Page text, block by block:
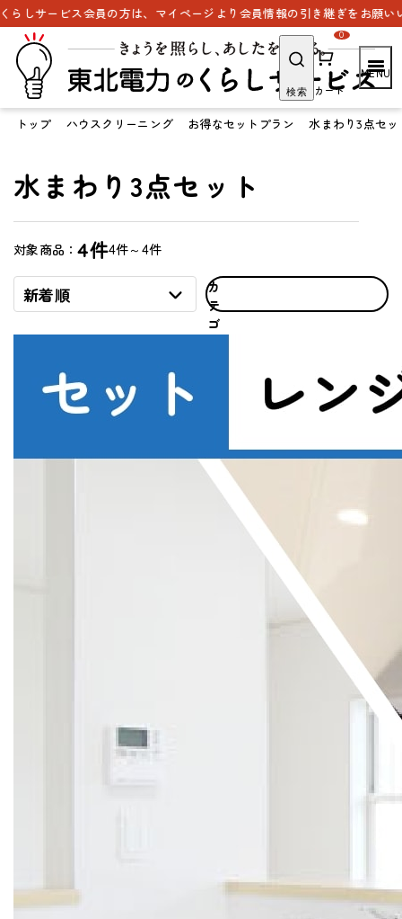
ービス会員の方は、マイページより会員情報の引き継ぎをお願いいた
検索 カート
0
トップ ハウスクリーニング お得なセットプラン 水まわり3点セッ
水まわり3点セット
対象商品：4件4件～4件
新着順
カ
テ
ゴ